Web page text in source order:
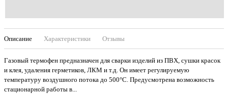
Описание Характеристики Отзывы
Газовый термофен предназначен для сварки изделий из ПВХ, сушки красок
и клея, удаления герметиков, ЛКМ и т.д. Он имеет регулируемую
температуру воздушного потока до 500°C. Предусмотрена возможность
стационарной работы в...